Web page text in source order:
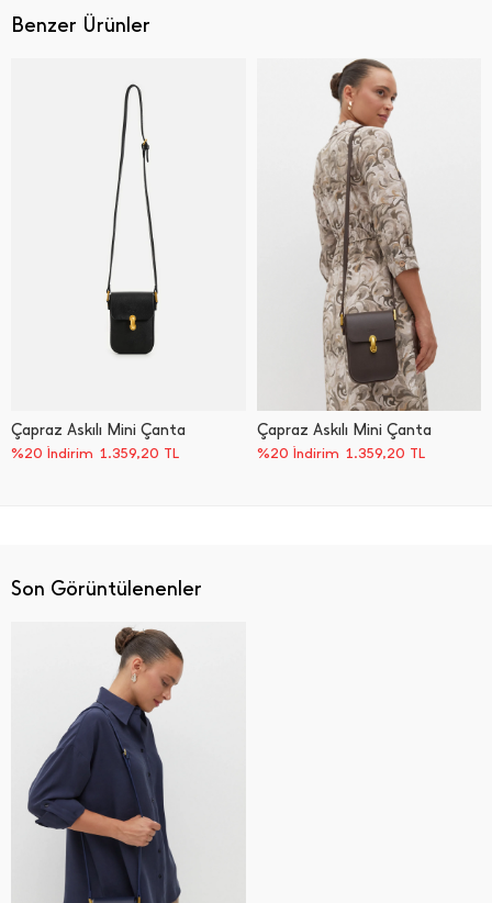
Benzer Ürünler
Çapraz Askılı Mini Çanta
%20 İndirim 1.359,20 TL
Çapraz Askılı Mini Çanta
%20 İndirim 1.359,20 TL
Son Görüntülenenler